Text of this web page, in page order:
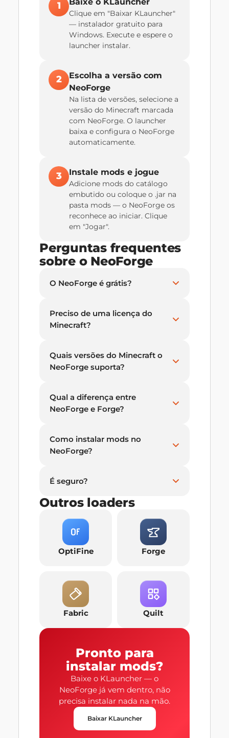
1
Clique em "Baixar KLauncher"
— instalador gratuito para
Windows. Execute e espere o
launcher instalar.
2
Escolha a versão com
NeoForge
Na lista de versões, selecione a
versão do Minecraft marcada
com NeoForge. O launcher
baixa e configura o NeoForge
automaticamente.
3 Instale mods e jogue
Adicione mods do catálogo
embutido ou coloque o .jar na
pasta mods — o NeoForge os
reconhece ao iniciar. Clique
em "Jogar".
Perguntas frequentes
sobre o NeoForge
O NeoForge é grátis?
Preciso de uma licença do
Minecraft?
Quais versões do Minecraft o
NeoForge suporta?
Qual a diferença entre
NeoForge e Forge?
Como instalar mods no
NeoForge?
É seguro?
Outros loaders
OptiFine Forge
Fabric Quilt
Pronto para
instalar mods?
Baixe o KLauncher — o
NeoForge já vem dentro, não
precisa instalar nada na mão.
Baixar KLauncher